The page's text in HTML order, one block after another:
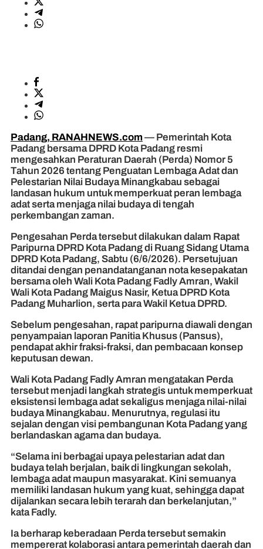
Padang, RANAHNEWS.com— Pemerintah Kota
Padang bersama DPRD Kota Padang resmi
mengesahkan Peraturan Daerah (Perda) Nomor 5
Tahun 2026 tentang Penguatan Lembaga Adat dan
Pelestarian Nilai Budaya Minangkabau sebagai
landasan hukum untuk memperkuat peran lembaga
adat serta menjaga nilai budaya di tengah
perkembangan zaman.
Pengesahan Perda tersebut dilakukan dalam Rapat
Paripurna DPRD Kota Padang di Ruang Sidang Utama
DPRD Kota Padang, Sabtu (6/6/2026). Persetujuan
ditandai dengan penandatanganan nota kesepakatan
bersama oleh Wali Kota Padang Fadly Amran, Wakil
Wali Kota Padang Maigus Nasir, Ketua DPRD Kota
Padang Muharlion, serta para Wakil Ketua DPRD.
Sebelum pengesahan, rapat paripurna diawali dengan
penyampaian laporan Panitia Khusus (Pansus),
pendapat akhir fraksi-fraksi, dan pembacaan konsep
keputusan dewan.
Wali Kota Padang Fadly Amran mengatakan Perda
tersebut menjadi langkah strategis untuk memperkuat
eksistensi lembaga adat sekaligus menjaga nilai-nilai
budaya Minangkabau. Menurutnya, regulasi itu
sejalan dengan visi pembangunan Kota Padang yang
berlandaskan agama dan budaya.
“Selama ini berbagai upaya pelestarian adat dan
budaya telah berjalan, baik di lingkungan sekolah,
lembaga adat maupun masyarakat. Kini semuanya
memiliki landasan hukum yang kuat, sehingga dapat
dijalankan secara lebih terarah dan berkelanjutan,”
kata Fadly.
Ia berharap keberadaan Perda tersebut semakin
mempererat kolaborasi antara pemerintah daerah dan